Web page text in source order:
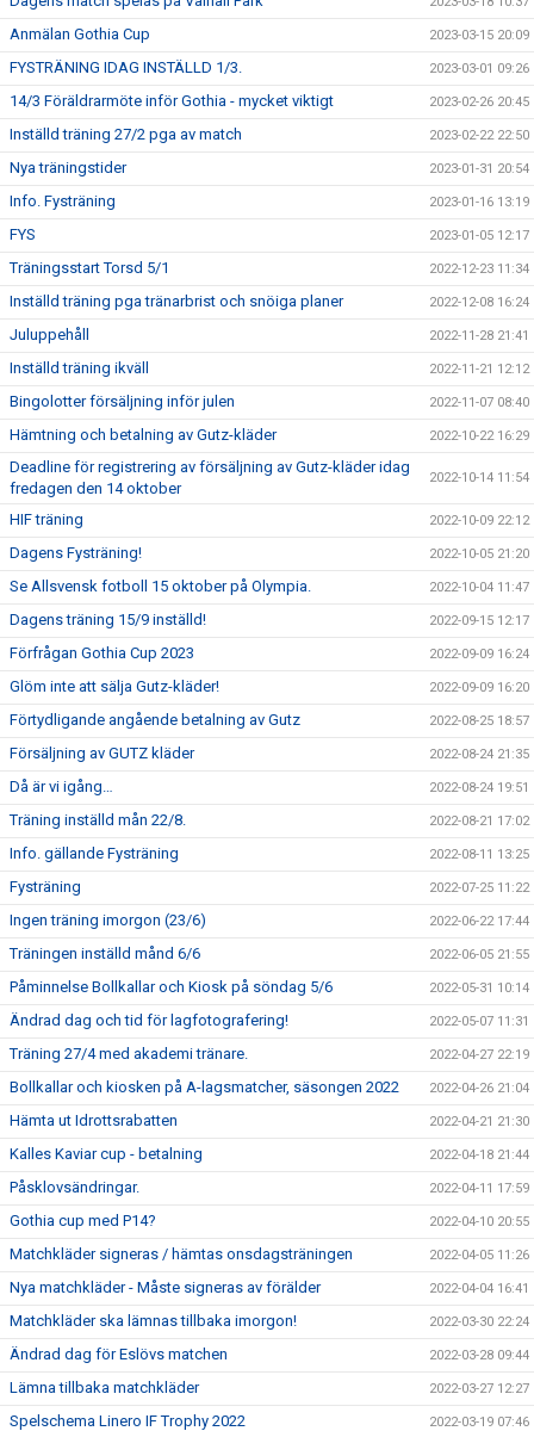
Anmälan Gothia Cup 2023-03-15 20:09
FYSTRÄNING IDAG INSTÄLLD 1/3. 2023-03-01 09:26
14/3 Föräldrarmöte inför Gothia - mycket viktigt 2023-02-26 20:45
Inställd träning 27/2 pga av match 2023-02-22 22:50
Nya träningstider 2023-01-31 20:54
Info. Fysträning 2023-01-16 13:19
FYS 2023-01-05 12:17
Träningsstart Torsd 5/1 2022-12-23 11:34
Inställd träning pga tränarbrist och snöiga planer 2022-12-08 16:24
Juluppehåll 2022-11-28 21:41
Inställd träning ikväll 2022-11-21 12:12
Bingolotter försäljning inför julen 2022-11-07 08:40
Hämtning och betalning av Gutz-kläder 2022-10-22 16:29
Deadline för registrering av försäljning av Gutz-kläder idag
fredagen den 14 oktober
2022-10-14 11:54
HIF träning 2022-10-09 22:12
Dagens Fysträning! 2022-10-05 21:20
Se Allsvensk fotboll 15 oktober på Olympia. 2022-10-04 11:47
Dagens träning 15/9 inställd! 2022-09-15 12:17
Förfrågan Gothia Cup 2023 2022-09-09 16:24
Glöm inte att sälja Gutz-kläder! 2022-09-09 16:20
Förtydligande angående betalning av Gutz 2022-08-25 18:57
Försäljning av GUTZ kläder 2022-08-24 21:35
Då är vi igång… 2022-08-24 19:51
Träning inställd mån 22/8. 2022-08-21 17:02
Info. gällande Fysträning 2022-08-11 13:25
Fysträning 2022-07-25 11:22
Ingen träning imorgon (23/6) 2022-06-22 17:44
Träningen inställd månd 6/6 2022-06-05 21:55
Påminnelse Bollkallar och Kiosk på söndag 5/6 2022-05-31 10:14
Ändrad dag och tid för lagfotografering! 2022-05-07 11:31
Träning 27/4 med akademi tränare. 2022-04-27 22:19
Bollkallar och kiosken på A-lagsmatcher, säsongen 2022 2022-04-26 21:04
Hämta ut Idrottsrabatten 2022-04-21 21:30
Kalles Kaviar cup - betalning 2022-04-18 21:44
Påsklovsändringar. 2022-04-11 17:59
Gothia cup med P14? 2022-04-10 20:55
Matchkläder signeras / hämtas onsdagsträningen 2022-04-05 11:26
Nya matchkläder - Måste signeras av förälder 2022-04-04 16:41
Matchkläder ska lämnas tillbaka imorgon! 2022-03-30 22:24
Ändrad dag för Eslövs matchen 2022-03-28 09:44
Lämna tillbaka matchkläder 2022-03-27 12:27
Spelschema Linero IF Trophy 2022 2022-03-19 07:46